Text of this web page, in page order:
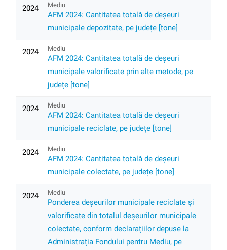
2024 Mediu
AFM 2024: Cantitatea totală de deșeuri
municipale depozitate, pe județe [tone]
2024 Mediu
AFM 2024: Cantitatea totală de deșeuri
municipale valorificate prin alte metode, pe
județe [tone]
2024 Mediu
AFM 2024: Cantitatea totală de deșeuri
municipale reciclate, pe județe [tone]
2024 Mediu
AFM 2024: Cantitatea totală de deșeuri
municipale colectate, pe județe [tone]
2024 Mediu
Ponderea deșeurilor municipale reciclate și
valorificate din totalul deșeurilor municipale
colectate, conform declarațiilor depuse la
Administrația Fondului pentru Mediu, pe